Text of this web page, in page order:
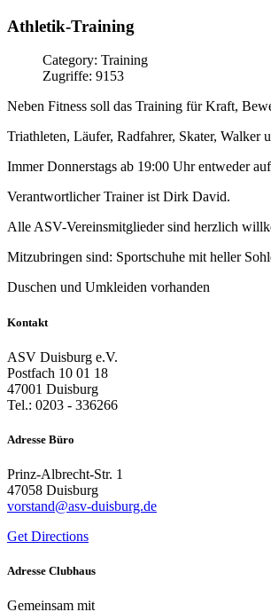
Athletik-Training
Category: Training
Zugriffe: 9153
Neben Fitness soll das Training für Kraft,
Triathleten, Läufer, Radfahrer, Skater,
Immer Donnerstags ab 19:00 Uhr entweder
Verantwortlicher Trainer ist Dirk David.
Alle ASV-Vereinsmitglieder sind herzlich
Mitzubringen sind: Sportschuhe mit heller
Duschen und Umkleiden vorhanden
Kontakt
ASV Duisburg e.V.
Postfach 10 01 18
47001 Duisburg
Tel.: 0203 - 336266
Adresse Büro
Prinz-Albrecht-Str. 1
47058 Duisburg
vorstand@asv-duisburg.de
Get Directions
Adresse Clubhaus
Gemeinsam mit